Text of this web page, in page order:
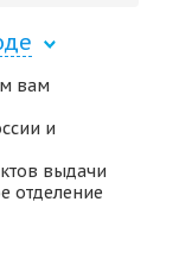
вам
и
выдачи
отделение